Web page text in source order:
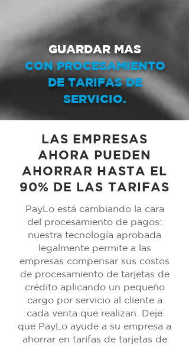
GUARDAR MAS
CON PROCESAMIENTO
DE TARIFAS DE
SERVICIO.
LAS EMPRESAS
AHORA PUEDEN
AHORRAR HASTA EL
90% DE LAS TARIFAS
PayLo está cambiando la cara
del procesamiento de pagos:
nuestra tecnología aprobada
legalmente permite a las
empresas compensar sus costos
de procesamiento de tarjetas de
crédito aplicando un pequeño
cargo por servicio al cliente a
cada venta que realizan. Deje
que PayLo ayude a su empresa a
ahorrar en tarifas de tarjetas de